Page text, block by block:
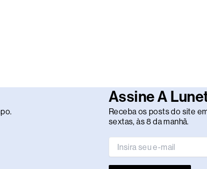
Assine A
Receba os posts do site
sextas, às 8 da manhã.